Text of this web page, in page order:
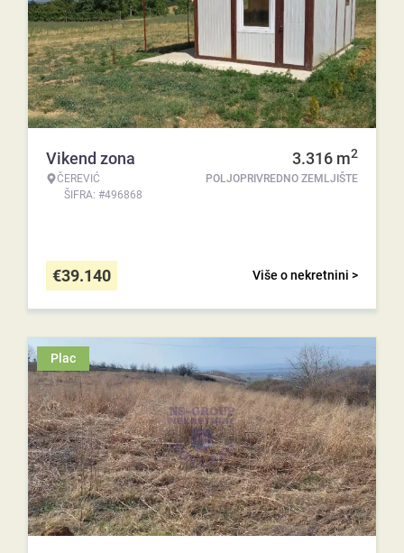
Vikend zona
ČEREVIĆ
ŠIFRA: #496868
3.316 m2
POLJOPRIVREDNO ZEMLJIŠTE
Više o nekretnini >
€39.140
Plac